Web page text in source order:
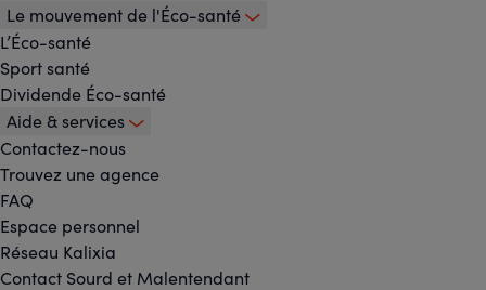
Le mouvement de l'Éco-santé
L’Éco-santé
Sport santé
Dividende Éco-santé
Aide & services
Contactez-nous
Trouvez une agence
FAQ
Espace personnel
Réseau Kalixia
Contact Sourd et Malentendant